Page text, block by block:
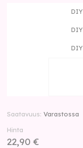
Saatavuus Varastossa
Hinta
22,90 €